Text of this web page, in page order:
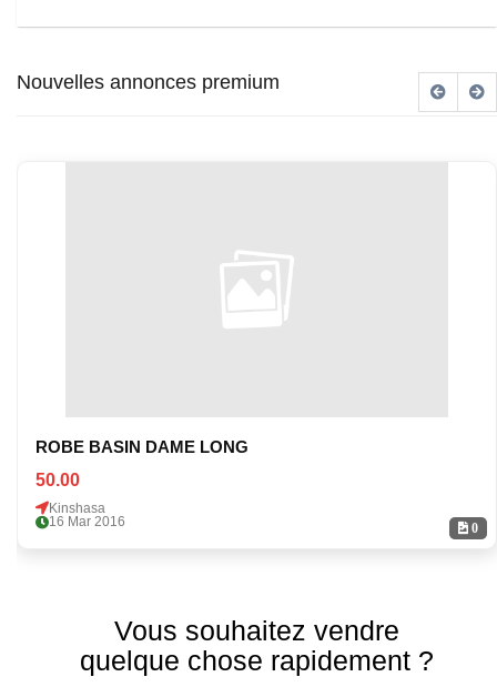
Nouvelles annonces premium
0
ROBE BASIN DAME LONG
50.00
Kinshasa
16 Mar 2016
Vous souhaitez vendre
quelque chose rapidement ?